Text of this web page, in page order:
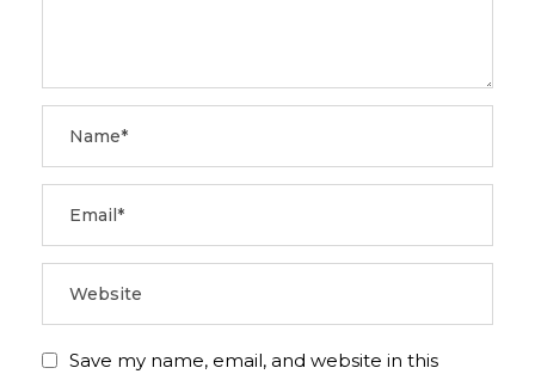
Save my name, email, and website in this